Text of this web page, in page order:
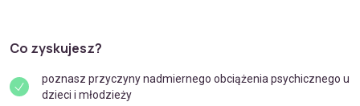
Co zyskujesz?
poznasz przyczyny nadmiernego obciążenia psychicznego u
dzieci i młodzieży